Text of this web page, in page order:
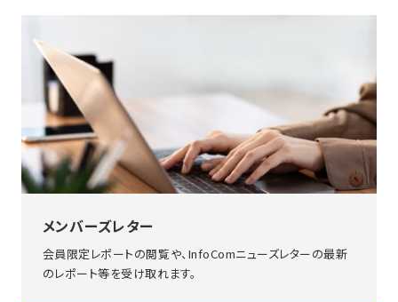
メンバーズレター
会員限定レポートの閲覧や、InfoComニューズレターの最新
のレポート等を受け取れます。